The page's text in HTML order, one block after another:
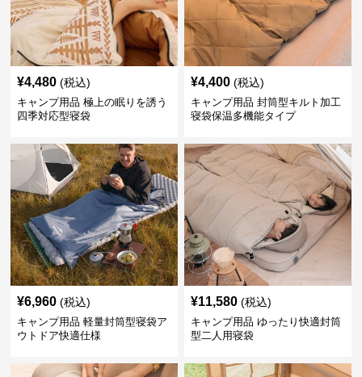
¥4,480 (税込)
キャンプ用品 極上の眠りを誘う
四季対応型寝袋
¥4,400 (税込)
キャンプ用品 封筒型キルト加工
寝袋保温多機能タイプ
¥6,960 (税込)
キャンプ用品 軽量封筒型寝袋ア
ウトドア快適仕様
¥11,580 (税込)
キャンプ用品 ゆったり快適封筒
型二人用寝袋